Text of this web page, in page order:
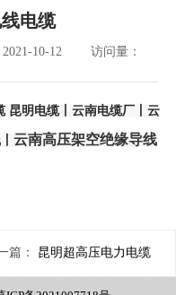
电缆
2021-10-12
访问量：
昆明电缆丨云南电缆厂丨云
云南高压架空绝缘导线
篇： 昆明超高压电力电缆